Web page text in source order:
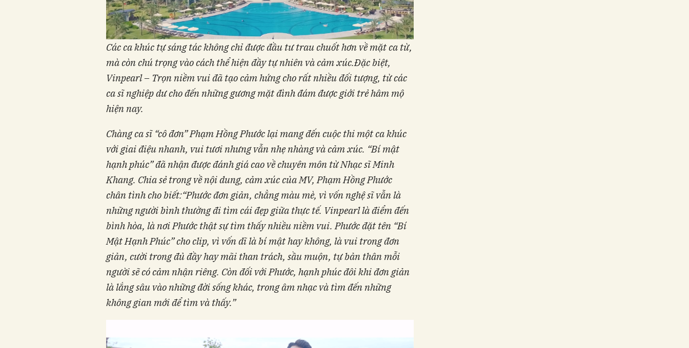
Các ca khúc tự sáng táckhông chỉ được đầu tưtrau chuốthơn về mặt ca từ,
mà còn chú trọng vào cách thể hiện đầy tự nhiên và cảm xúc.Đặc biệt,
Vinpearl – Trọn niềm vui đã tạo cảm hứng cho rất nhiều đối tượng, từ các
ca sĩ nghiệp dư cho đến những gương mặt đình đám được giới trẻ hâm mộ
hiện nay.
Chàng ca sĩ “cô đơn” Phạm Hồng Phước lại mang đến cuộc thi một ca khúc
vớigiai điệunhanh, vui tươi nhưng vẫnnhẹ nhàng và cảm xúc. “Bí mật
hạnh phúc”đã nhận được đánh giá cao về chuyên môn từ Nhạc sĩ Minh
Khang. Chia sẻ trong về nội dung, cảm xúc của MV, Phạm Hồng Phước
chân tình cho biết:“Phước đơn giản, chẳng màu mè, vì vốn nghệ sĩ vẫn là
những người bình thường đi tìm cái đẹp giữa thực tế. Vinpearl là điểm đến
bình hòa, là nơi Phước thật sự tìm thấy nhiều niềm vui. Phước đặt tên “Bí
Mật Hạnh Phúc” cho clip, vì vốn dĩ là bí mật hay không, là vui trong đơn
giản, cười trong đủ đầy hay mãi than trách, sầu muộn, tự bản thân mỗi
người sẽ có cảm nhận riêng. Còn đối với Phước, hạnh phúc đôi khi đơn giản
là lắng sâu vào những đời sống khác, trong âm nhạc và tìm đến những
không gian mới để tìm và thấy.”